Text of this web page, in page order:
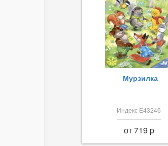
Мурзилка
Индекс Е43246
от 719 p